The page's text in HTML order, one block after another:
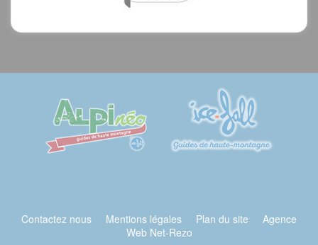
Contactez nous Mentions légales Plan du site
Agence
Web Net-Rezo